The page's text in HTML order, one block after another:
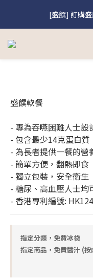
[盛饌] 註冊
[盛饌] 訂購
[到會] 非牟利機構訂
[盛饌] 註冊
盛饌軟餐
- 專為吞嚥困難人士設
- 包含最少14克蛋白質
- 為長者提供一餐的營
- 簡單方便，翻熱即食
- 獨立包裝，安全衛生
- 糖尿、高血壓人士均
- 香港專利編號:
指定分類，免費冰袋
指定商品，免費醬汁 (